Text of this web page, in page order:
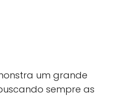
um grande
sempre as